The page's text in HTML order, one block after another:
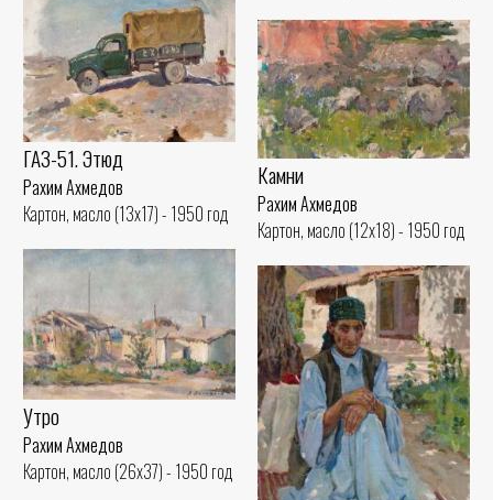
ГАЗ-51. Этюд
Рахим Ахмедов
Картон, масло (13x17) - 1950 год
Камни
Рахим Ахмедов
Картон, масло (12x18) - 1950 год
Утро
Рахим Ахмедов
Картон, масло (26x37) - 1950 год